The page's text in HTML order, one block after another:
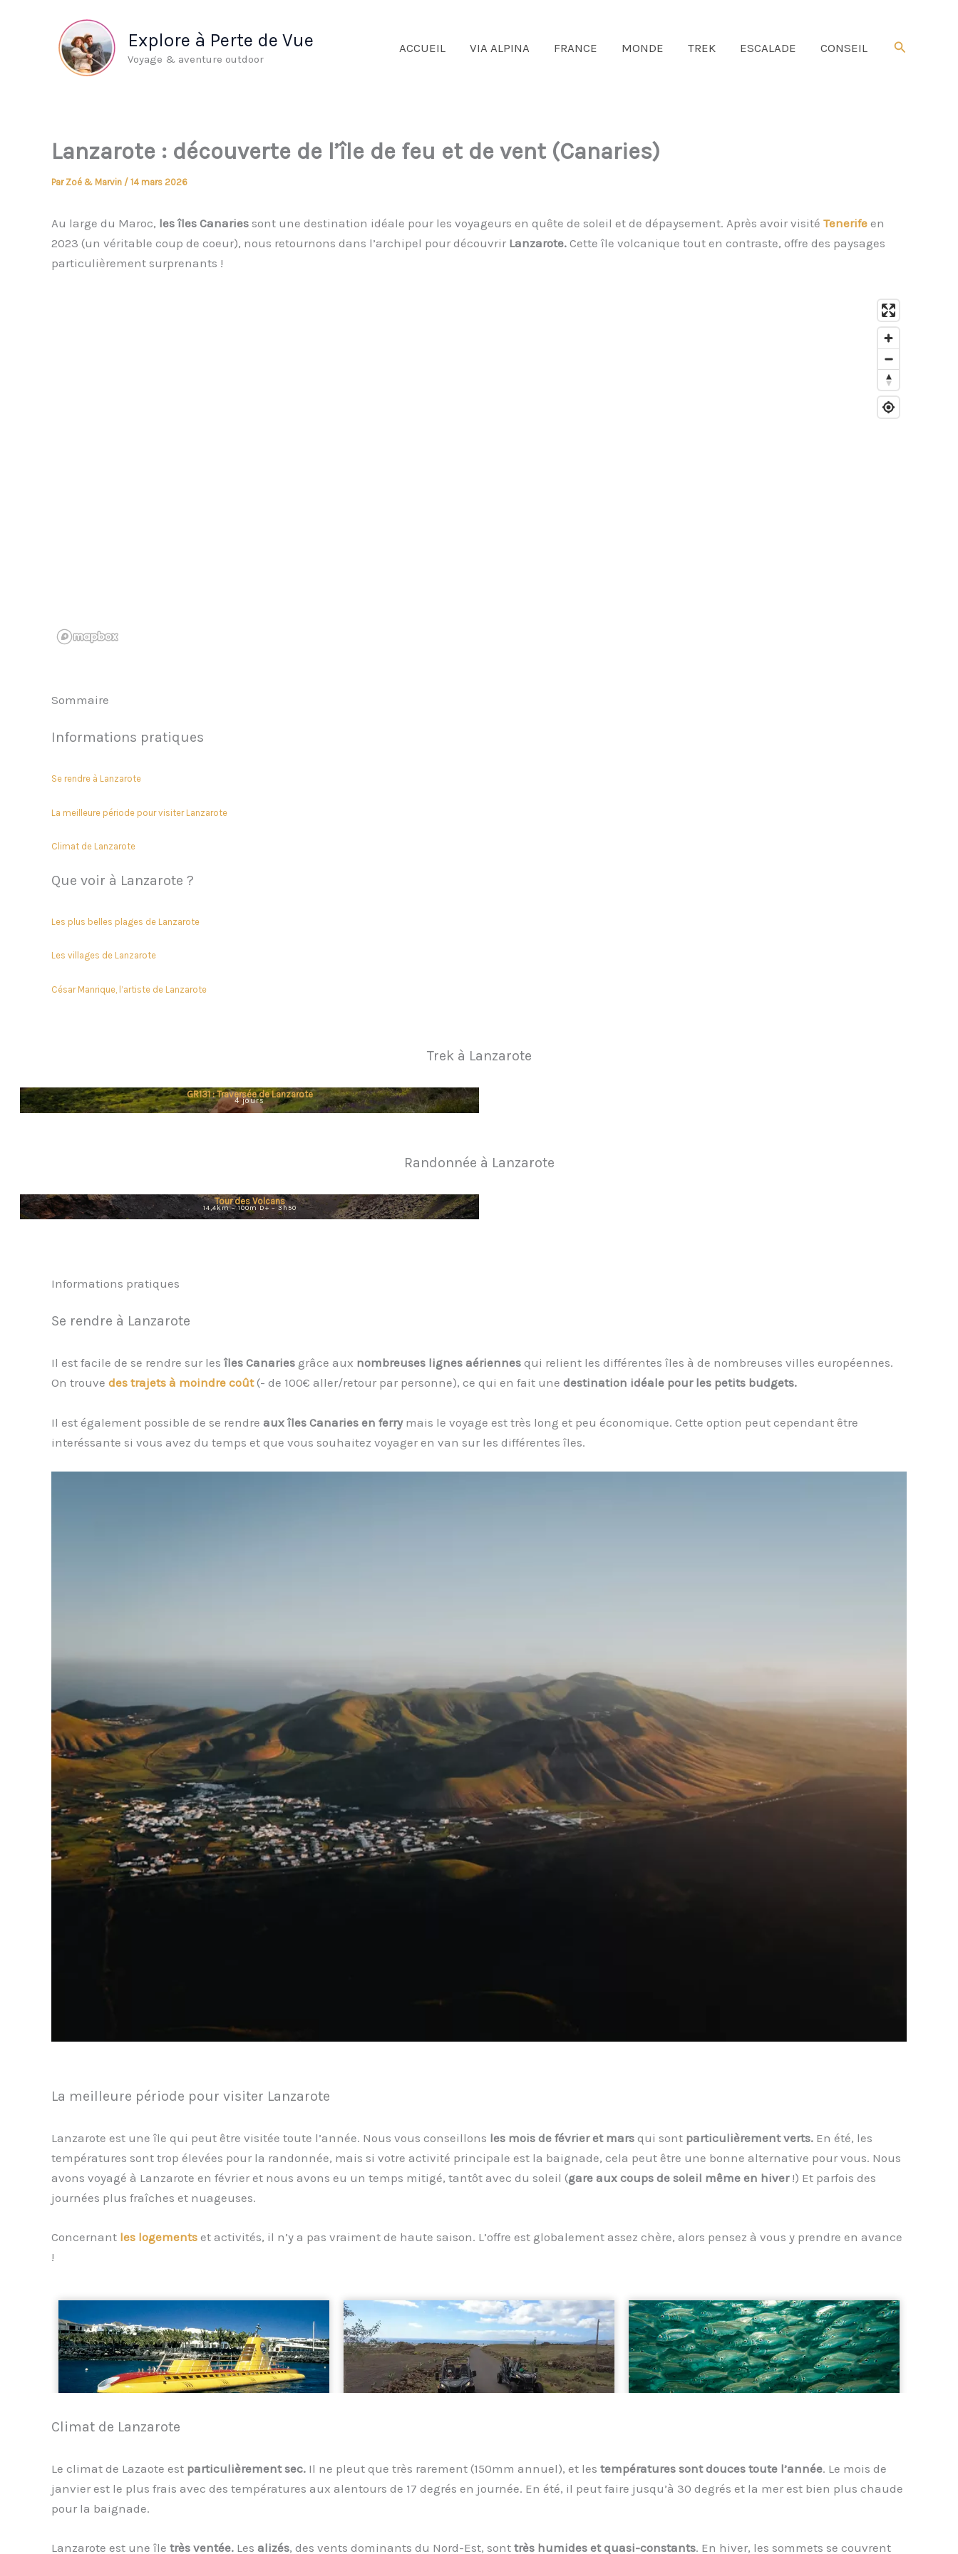
Explore à Perte de Vue
Voyage & aventure outdoor
ACCUEIL VIA ALPINA FRANCE MONDE TREK ESCALADE CONSEIL Rechercher
Lanzarote : découverte de l’île de feu et de vent (Canaries)
Par Zoé & Marvin / 14 mars 2026
Au large du Maroc, les îles Canaries sont une destination idéale pour les voyageurs en quête de soleil et de dépaysement. Après avoir visité Tenerife en
2023 (un véritable coup de coeur), nous retournons dans l’archipel pour découvrir Lanzarote. Cette île volcanique tout en contraste, offre des paysages
particulièrement surprenants !
Sommaire
Informations pratiques
Se rendre à Lanzarote
La meilleure période pour visiter Lanzarote
Climat de Lanzarote
Que voir à Lanzarote ?
Les plus belles plages de Lanzarote
Les villages de Lanzarote
César Manrique, l’artiste de Lanzarote
Trek à Lanzarote
GR131 : Traversée de Lanzarote
4 jours
Randonnée à Lanzarote
Tour des Volcans
14,4km –100m D+ – 3h50
Informations pratiques
Se rendre à Lanzarote
Il est facile de se rendre sur les îles Canaries grâce aux nombreuses lignes aériennes qui relient les différentes îles à de nombreuses villes européennes.
On trouve des trajets à moindre coût(- de 100€ aller/retour par personne), ce qui en fait une destination idéale pour les petits budgets.
Il est également possible de se rendre aux îles Canaries en ferry mais le voyage est très long et peu économique. Cette option peut cependant être
interéssante si vous avez du temps et que vous souhaitez voyager en van sur les différentes îles.
La meilleure période pour visiter Lanzarote
Lanzarote est une île qui peut être visitée toute l’année. Nous vous conseillons les mois de février et mars qui sont particulièrement verts. En été, les
températures sont trop élevées pour la randonnée, mais si votre activité principale est la baignade, cela peut être une bonne alternative pour vous. Nous
avons voyagé à Lanzarote en février et nous avons eu un temps mitigé, tantôt avec du soleil (gare aux coups de soleil même en hiver!) Et parfois des
journées plus fraîches et nuageuses.
Concernant les logements et activités, il n’y a pas vraiment de haute saison. L’offre est globalement assez chère, alors pensez à vous y prendre en avance
!
Climat de Lanzarote
Le climat de Lazaote est particulièrement sec. Il ne pleut que très rarement (150mm annuel), et les températures sont douces toute l’année. Le mois de
janvier est le plus frais avec des températures aux alentours de 17 degrés en journée. En été, il peut faire jusqu’à 30 degrés et la mer est bien plus chaude
pour la baignade.
Lanzarote est une île très ventée. Les alizés, des vents dominants du Nord-Est, sont très humides et quasi-constants. En hiver, les sommets se couvrent